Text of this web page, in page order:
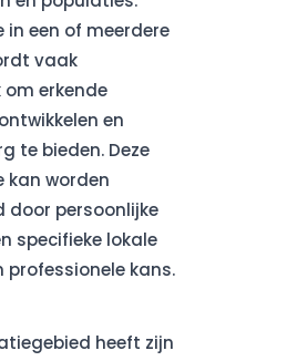
in een of meerdere
vaak
erkende
en
te bieden. Deze
kan worden
door persoonlijke
specifieke lokale
professionele kans.
heeft zijn